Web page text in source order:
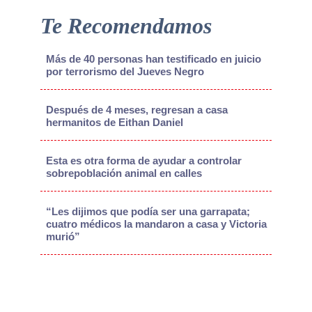
Te Recomendamos
Más de 40 personas han testificado en juicio
por terrorismo del Jueves Negro
Después de 4 meses, regresan a casa
hermanitos de Eithan Daniel
Esta es otra forma de ayudar a controlar
sobrepoblación animal en calles
“Les dijimos que podía ser una garrapata;
cuatro médicos la mandaron a casa y Victoria
murió”